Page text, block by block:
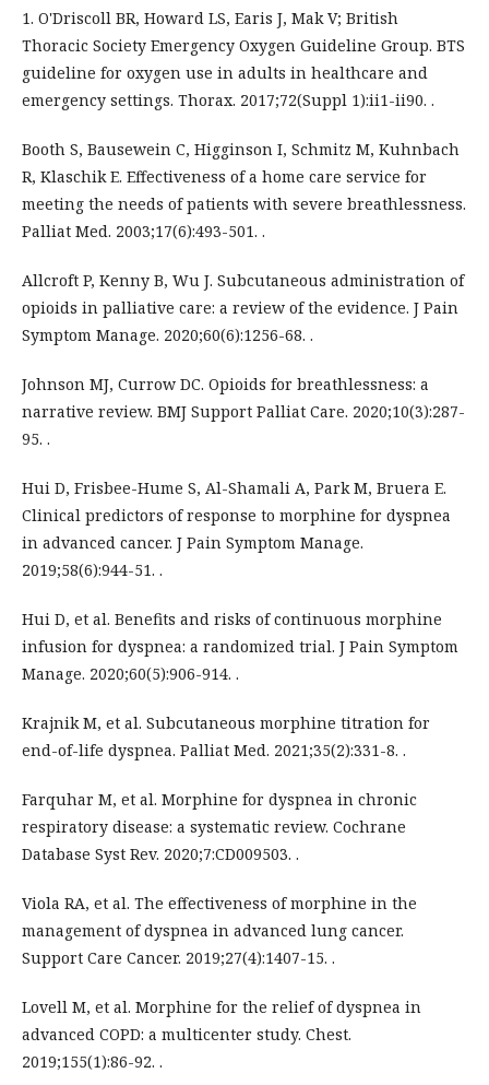
1. O'Driscoll BR, Howard LS, Earis J, Mak V; British
Thoracic Society Emergency Oxygen Guideline Group. BTS
guideline for oxygen use in adults in healthcare and
emergency settings. Thorax. 2017;72(Suppl 1):ii1-ii90. .
Booth S, Bausewein C, Higginson I, Schmitz M, Kuhnbach
R, Klaschik E. Effectiveness of a home care service for
meeting the needs of patients with severe breathlessness.
Palliat Med. 2003;17(6):493-501. .
Allcroft P, Kenny B, Wu J. Subcutaneous administration of
opioids in palliative care: a review of the evidence. J Pain
Symptom Manage. 2020;60(6):1256-68. .
Johnson MJ, Currow DC. Opioids for breathlessness: a
narrative review. BMJ Support Palliat Care. 2020;10(3):287-
95. .
Hui D, Frisbee-Hume S, Al-Shamali A, Park M, Bruera E.
Clinical predictors of response to morphine for dyspnea
in advanced cancer. J Pain Symptom Manage.
2019;58(6):944-51. .
Hui D, et al. Benefits and risks of continuous morphine
infusion for dyspnea: a randomized trial. J Pain Symptom
Manage. 2020;60(5):906-914. .
Krajnik M, et al. Subcutaneous morphine titration for
end-of-life dyspnea. Palliat Med. 2021;35(2):331-8. .
Farquhar M, et al. Morphine for dyspnea in chronic
respiratory disease: a systematic review. Cochrane
Database Syst Rev. 2020;7:CD009503. .
Viola RA, et al. The effectiveness of morphine in the
management of dyspnea in advanced lung cancer.
Support Care Cancer. 2019;27(4):1407-15. .
Lovell M, et al. Morphine for the relief of dyspnea in
advanced COPD: a multicenter study. Chest.
2019;155(1):86-92. .